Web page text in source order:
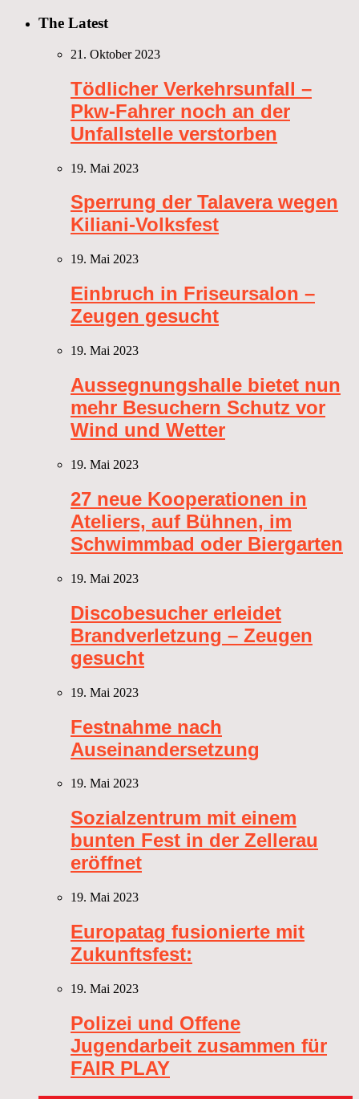
The Latest
21. Oktober 2023
Tödlicher Verkehrsunfall –
Pkw-Fahrer noch an der
Unfallstelle verstorben
19. Mai 2023
Sperrung der Talavera wegen
Kiliani-Volksfest
19. Mai 2023
Einbruch in Friseursalon –
Zeugen gesucht
19. Mai 2023
Aussegnungshalle bietet nun
mehr Besuchern Schutz vor
Wind und Wetter
19. Mai 2023
27 neue Kooperationen in
Ateliers, auf Bühnen, im
Schwimmbad oder Biergarten
19. Mai 2023
Discobesucher erleidet
Brandverletzung – Zeugen
gesucht
19. Mai 2023
Festnahme nach
Auseinandersetzung
19. Mai 2023
Sozialzentrum mit einem
bunten Fest in der Zellerau
eröffnet
19. Mai 2023
Europatag fusionierte mit
Zukunftsfest:
19. Mai 2023
Polizei und Offene
Jugendarbeit zusammen für
FAIR PLAY